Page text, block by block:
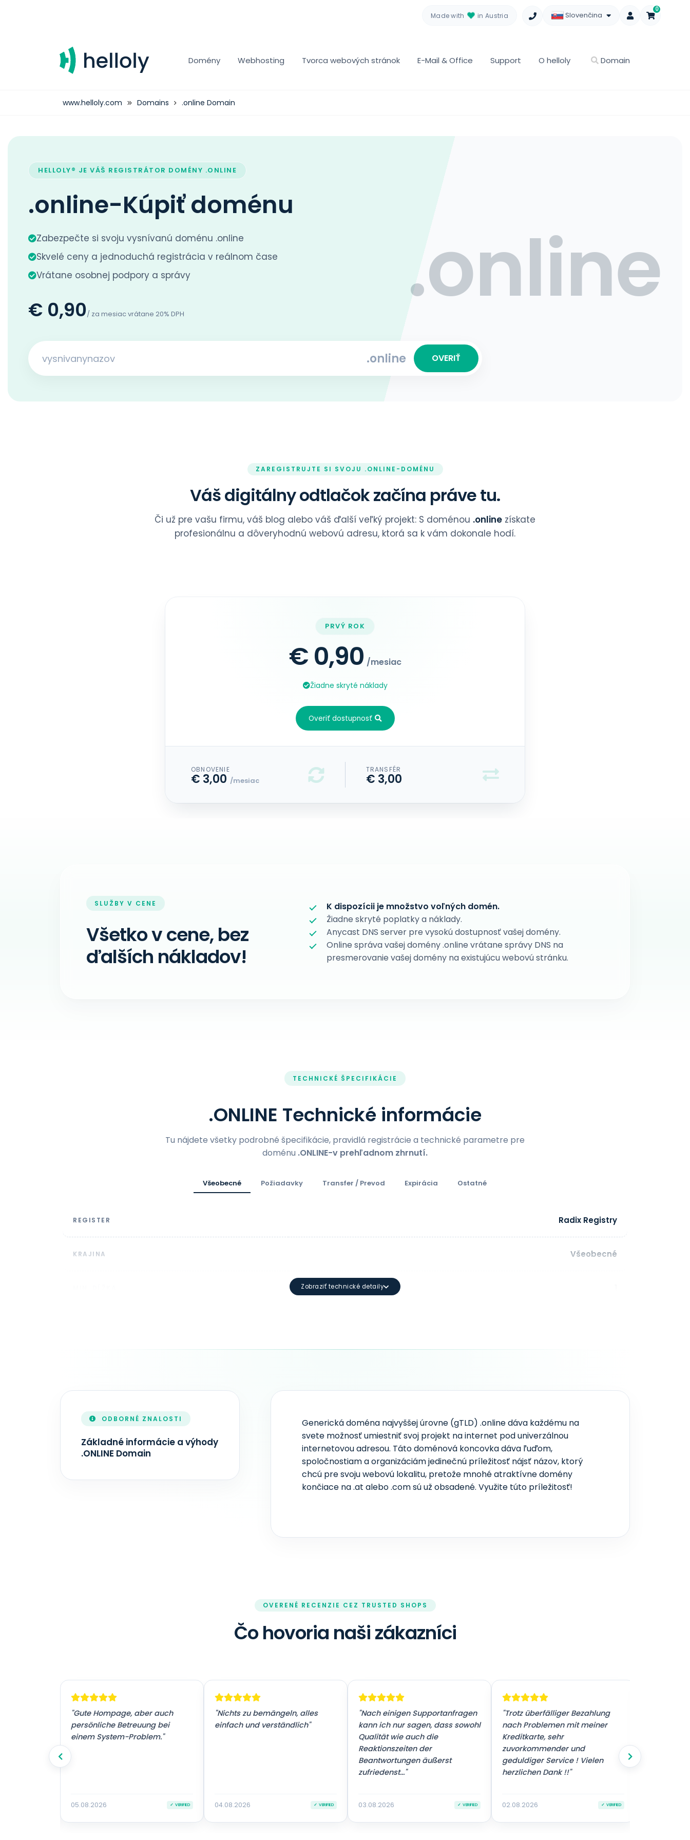
Made with in Austria Slovenčina
0
Domény Webhosting Tvorca webových stránok E-Mail & Office Support O helloly Domain
www.helloly.com Domains .online Domain
HELLOLY® JE VÁŠ REGISTRÁTOR DOMÉNY .ONLINE
.online-Kúpiť doménu
Zabezpečte si svoju vysnívanú doménu .online
Skvelé ceny a jednoduchá registrácia v reálnom čase
Vrátane osobnej podpory a správy
€ 0,90/ za mesiac vrátane 20% DPH
.online OVERIŤ
.online
ZAREGISTRUJTE SI SVOJU .ONLINE-DOMÉNU
Váš digitálny odtlačok začína práve tu.
Či už pre vašu firmu, váš blog alebo váš ďalší veľký projekt: S doménou .online získate
profesionálnu a dôveryhodnú webovú adresu, ktorá sa k vám dokonale hodí.
PRVÝ ROK
€ 0,90 /mesiac
Žiadne skryté náklady
Overiť dostupnosť
OBNOVENIE
€ 3,00 /mesiac
TRANSFÉR
€ 3,00
SLUŽBY V CENE
Všetko v cene, bez
ďalších nákladov!
K dispozícii je množstvo voľných domén.
Žiadne skryté poplatky a náklady.
Anycast DNS server pre vysokú dostupnosť vašej domény.
Online správa vašej domény .online vrátane správy DNS na
presmerovanie vašej domény na existujúcu webovú stránku.
TECHNICKÉ ŠPECIFIKÁCIE
.ONLINE Technické informácie
Tu nájdete všetky podrobné špecifikácie, pravidlá registrácie a technické parametre pre
doménu .ONLINE-v prehľadnom zhrnutí.
Všeobecné Požiadavky Transfer / Prevod Expirácia Ostatné
REGISTER Radix Registry
KRAJINA Všeobecné
Zobraziť technické detaily
ODBORNÉ ZNALOSTI
Základné informácie a výhody
.ONLINE Domain
Generická doména najvyššej úrovne (gTLD) .online dáva každému na
svete možnosť umiestniť svoj projekt na internet pod univerzálnou
internetovou adresou. Táto doménová koncovka dáva ľuďom,
spoločnostiam a organizáciám jedinečnú príležitosť nájsť názov, ktorý
chcú pre svoju webovú lokalitu, pretože mnohé atraktívne domény
končiace na .at alebo .com sú už obsadené. Využite túto príležitosť!
OVERENÉ RECENZIE CEZ TRUSTED SHOPS
Čo hovoria naši zákazníci
"Gute Hompage, aber auch
persönliche Betreuung bei
einem System-Problem."
05.08.2026 ✓ VERIFIED
"Nichts zu bemängeln, alles
einfach und verständlich"
04.08.2026 ✓ VERIFIED
"Nach einigen Supportanfragen
kann ich nur sagen, dass sowohl
Qualität wie auch die
Reaktionszeiten der
Beantwortungen äußerst
zufriedenst..."
03.08.2026 ✓ VERIFIED
"Trotz überfälliger Bezahlung
nach Problemen mit meiner
Kreditkarte, sehr
zuvorkommender und
geduldiger Service ! Vielen
herzlichen Dank !!"
02.08.2026 ✓ VERIFIED